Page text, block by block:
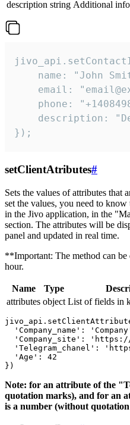
description string Additional
name: "John
email:
phone:
description:
});
setClientAtributes#
Sets the values ​​of attributes that
set the values, you need to
in the Jivo application, in the
section. The attributes will be
panel and updated in real time.
**Important: The method can be
hour.
Name Type
attributes object List of fields in
'Company_name':
'Company_site':
'Telegram_chanel':
  'Age': 42
Note: for an attribute of the
quotation marks), and for an
is a number (without